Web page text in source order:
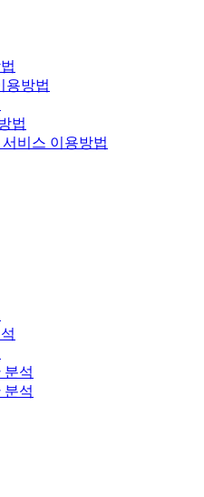
용방법
법
비스 이용방법
분석
분석